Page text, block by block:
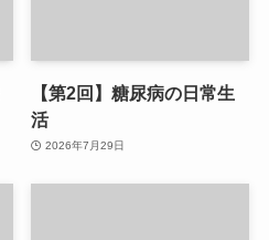
【第2回】糖尿病の日常生
活
2026年7月29日